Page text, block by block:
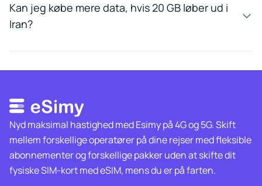
Kan jeg købe mere data, hvis 20 GB løber ud i
Iran?
Nyd maksimal hastighed med Esimy på 4G og 5G. Skift
mellem forskellige operatører på dine rejser med fleksible
abonnementer og forskellige pakker uden at skifte dit
fysiske SIM-kort med eSIM, mens du er på farten.